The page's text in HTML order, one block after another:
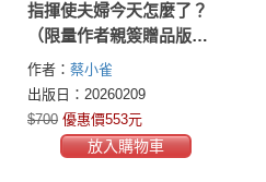
指揮使夫婦今天怎麼了？
（限量作者親簽贈品版套
書）
作者： 蔡小雀
出版日：20260209
$700 優惠價553元
放入購物車